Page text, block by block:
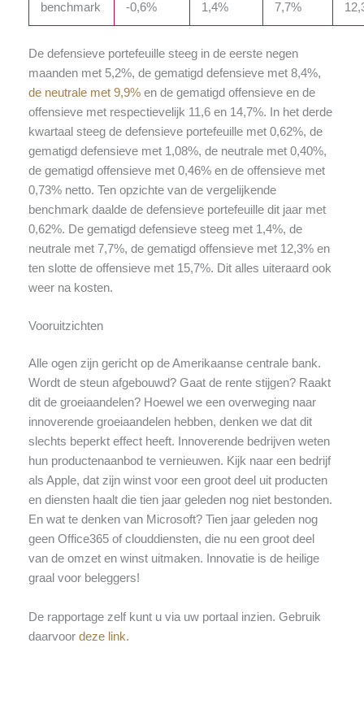
benchmark -0,6% 1,4% 7,7%
De defensieve portefeuille steeg in de eerste negen
maanden met 5,2%, de gematigd defensieve met 8,4%,
de neutrale met 9,9%en de gematigd offensieve en de
offensieve met respectievelijk 11,6 en 14,7%. In het derde
kwartaal steeg de defensieve portefeuille met 0,62%, de
gematigd defensieve met 1,08%, de neutrale met 0,40%,
de gematigd offensieve met 0,46% en de offensieve met
0,73% netto. Ten opzichte van de vergelijkende
benchmark daalde de defensieve portefeuille dit jaar met
0,62%. De gematigd defensieve steeg met 1,4%, de
neutrale met 7,7%, de gematigd offensieve met 12,3% en
ten slotte de offensieve met 15,7%. Dit alles uiteraard ook
weer na kosten.
Vooruitzichten
Alle ogen zijn gericht op de Amerikaanse centrale bank.
Wordt de steun afgebouwd? Gaat de rente stijgen? Raakt
dit de groeiaandelen? Hoewel we een overweging naar
innoverende groeiaandelen hebben, denken we dat dit
slechts beperkt effect heeft. Innoverende bedrijven weten
hun productenaanbod te vernieuwen. Kijk naar een bedrijf
als Apple, dat zijn winst voor een groot deel uit producten
en diensten haalt die tien jaar geleden nog niet bestonden.
En wat te denken van Microsoft? Tien jaar geleden nog
geen Office365 of clouddiensten, die nu een groot deel
van de omzet en winst uitmaken. Innovatie is de heilige
graal voor beleggers!
De rapportage zelf kunt u via uw portaal inzien. Gebruik
daarvoor deze link.